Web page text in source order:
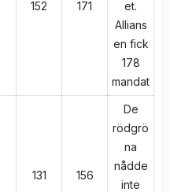
152 171
et.
Allians
en fick
178
mandat
131 156
De
rödgrö
na
nådde
inte